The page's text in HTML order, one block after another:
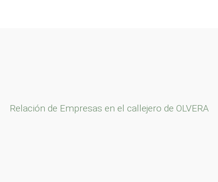
Relación de Empresas en el callejero de OLVERA